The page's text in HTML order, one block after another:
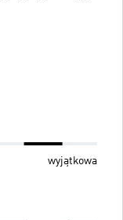
wyjątkowa